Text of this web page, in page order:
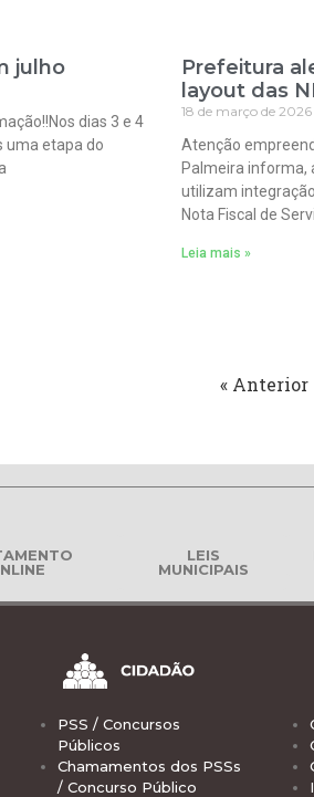
julho
dias 3 e 4
uma etapa do
Prefeitura
layout das
18 de março de 2026
Atenção
Palmeira informa,
utilizam
Nota Fiscal de
Leia mais »
« Anterior
LEIS
MUNICIPAIS
PSS / Concursos
Públicos
Chamamentos dos PSSs
/ Concurso Público